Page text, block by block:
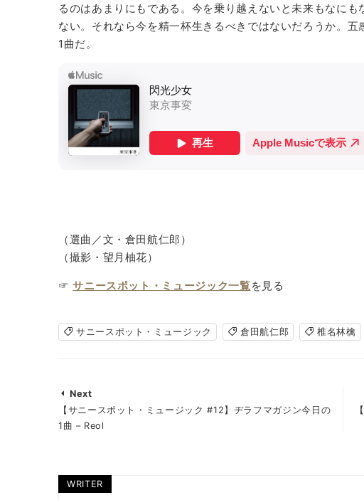
るのはあまりにもである。今を乗り越えないと未来もなに
ない。それなら今を精一杯生きるべきではないだろうか。
1曲だ。
（選曲／文・倉田航仁郎）
（撮影・望月柚花）
☞サニースポット・ミュージック一覧を見る
サニースポット・ミュージック 倉田航仁郎 椎名林檎
Next
【サニースポット・ミュージック #12】ヂラフマガジン今日の
1曲 – Reol
WRITER